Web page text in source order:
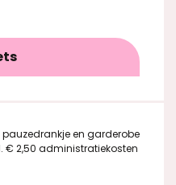
en garderobe
€ 2,50 administratiekosten